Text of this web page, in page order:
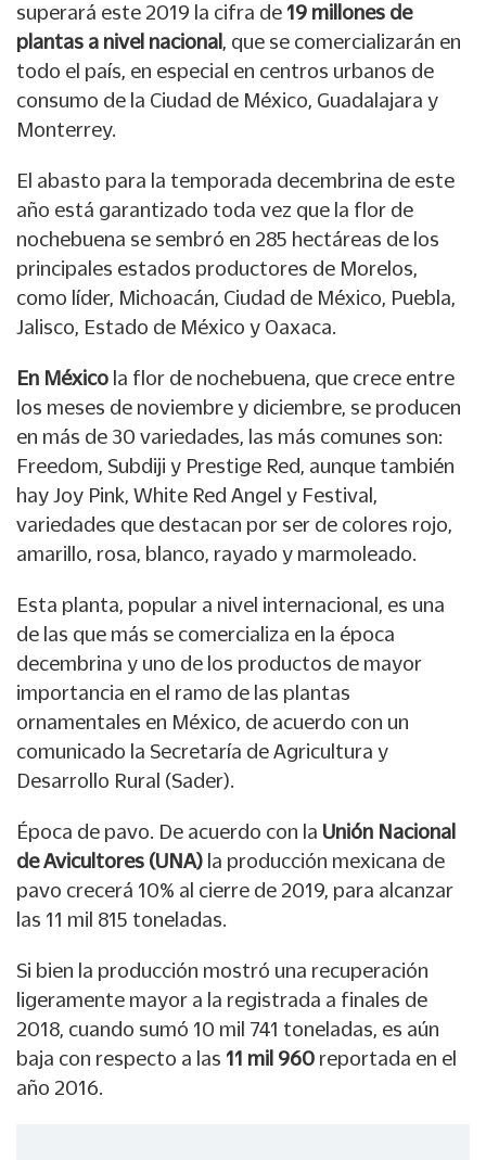
superará este 2019 la cifra de 19 millones de
plantas a nivel nacional , que se comercializarán en
todo el país, en especial en centros urbanos de
consumo de la Ciudad de México, Guadalajara y
Monterrey.
El abasto para la temporada decembrina de este
año está garantizado toda vez que la flor de
nochebuena se sembró en 285 hectáreas de los
principales estados productores de Morelos,
como líder, Michoacán, Ciudad de México, Puebla,
Jalisco, Estado de México y Oaxaca.
En México la flor de nochebuena, que crece entre
los meses de noviembre y diciembre, se producen
en más de 30 variedades, las más comunes son:
Freedom, Subdiji y Prestige Red, aunque también
hay Joy Pink, White Red Angel y Festival,
variedades que destacan por ser de colores rojo,
amarillo, rosa, blanco, rayado y marmoleado.
Esta planta, popular a nivel internacional, es una
de las que más se comercializa en la época
decembrina y uno de los productos de mayor
importancia en el ramo de las plantas
ornamentales en México, de acuerdo con un
comunicado la Secretaría de Agricultura y
Desarrollo Rural (Sader).
Época de pavo. De acuerdo con la Unión Nacional
de Avicultores (UNA) la producción mexicana de
pavo crecerá 10% al cierre de 2019, para alcanzar
las 11 mil 815 toneladas.
Si bien la producción mostró una recuperación
ligeramente mayor a la registrada a finales de
2018, cuando sumó 10 mil 741 toneladas, es aún
baja con respecto a las 11 mil 960 reportada en el
año 2016.